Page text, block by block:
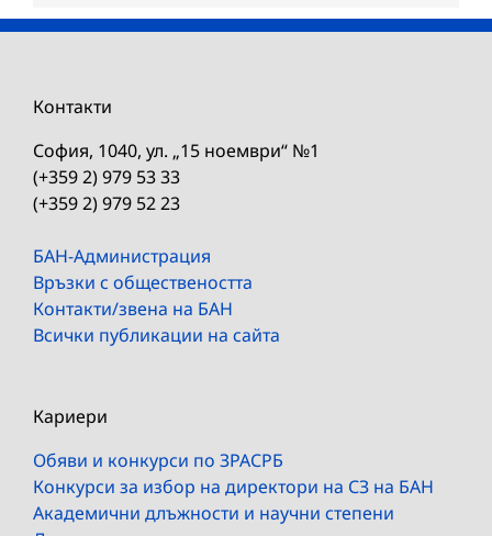
Контакти
София, 1040, ул. „15 ноември“ №1
(+359 2) 979 53 33
(+359 2) 979 52 23
БАН-Администрация
Връзки с обществеността
Контакти/звена на БАН
Всички публикации на сайта
Кариери
Обяви и конкурси по ЗРАСРБ
Конкурси за избор на директори на СЗ на БАН
Академични длъжности и научни степени